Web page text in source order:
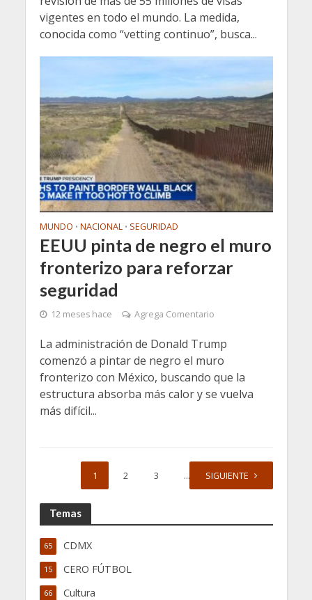
vigentes en todo el mundo. La medida,
conocida como “vetting continuo”, busca...
MUNDO • NACIONAL • SEGURIDAD
EEUU pinta de negro el muro
fronterizo para reforzar
seguridad
12 meses hace Agrega Comentario
La administración de Donald Trump
comenzó a pintar de negro el muro
fronterizo con México, buscando que la
estructura absorba más calor y se vuelva
más difícil...
1 2 3 … 6
SIGUIENTE
Temas
CDMX
65
CERO FÚTBOL
15
Cultura
66